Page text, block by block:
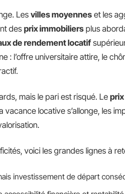
Lesvilles moyennes et les
des prix immobiliers plus
de rendement locatif
: l’offre universitaire attire, le
mais le pari est risqué. Le prix
vacance locative s’allonge, les
voici les grandes lignes à
investissement de départ